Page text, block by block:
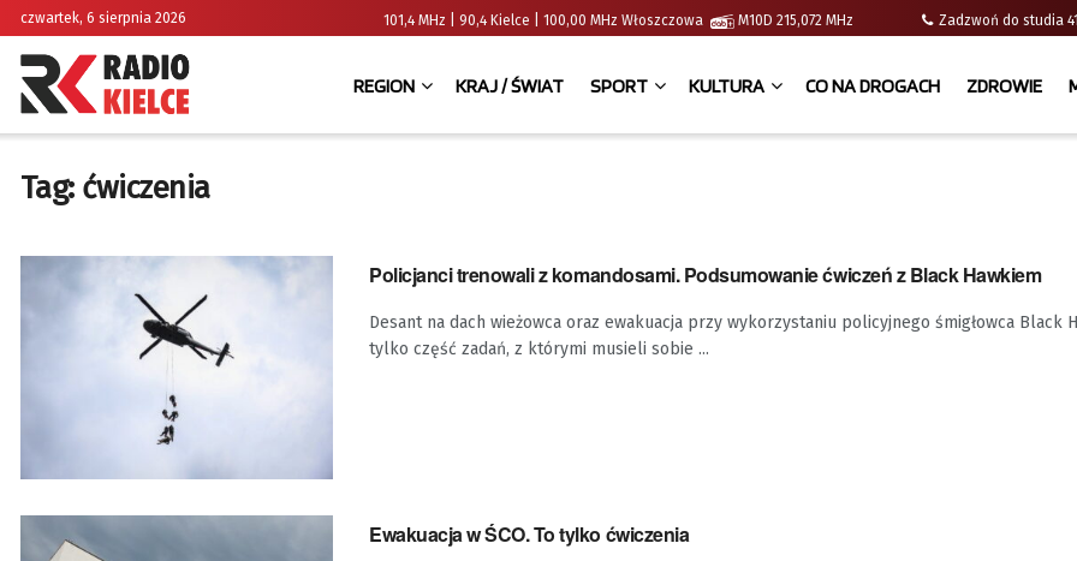
czwartek, 6 sierpnia 2026 101,4 MHz | 90,4 Kielce | 100,00 MHz Włoszczowa M10D 215,072 MHz Zadzwoń do
REGION KRAJ / ŚWIAT SPORT KULTURA CO NA DROGACH ZDROWIE
Tag: ćwiczenia
Policjanci trenowali z komandosami. Podsumowanie ćwiczeń z Black Hawkiem
Desant na dach wieżowca oraz ewakuacja przy wykorzystaniu policyjnego śmigłowca Black
tylko część zadań, z którymi musieli sobie ...
Ewakuacja w ŚCO. To tylko ćwiczenia